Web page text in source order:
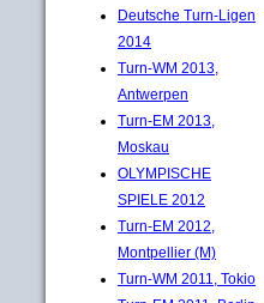
Deutsche Turn-Ligen
2014
Turn-WM 2013,
Antwerpen
Turn-EM 2013,
Moskau
OLYMPISCHE
SPIELE 2012
Turn-EM 2012,
Montpellier (M)
Turn-WM 2011, Tokio